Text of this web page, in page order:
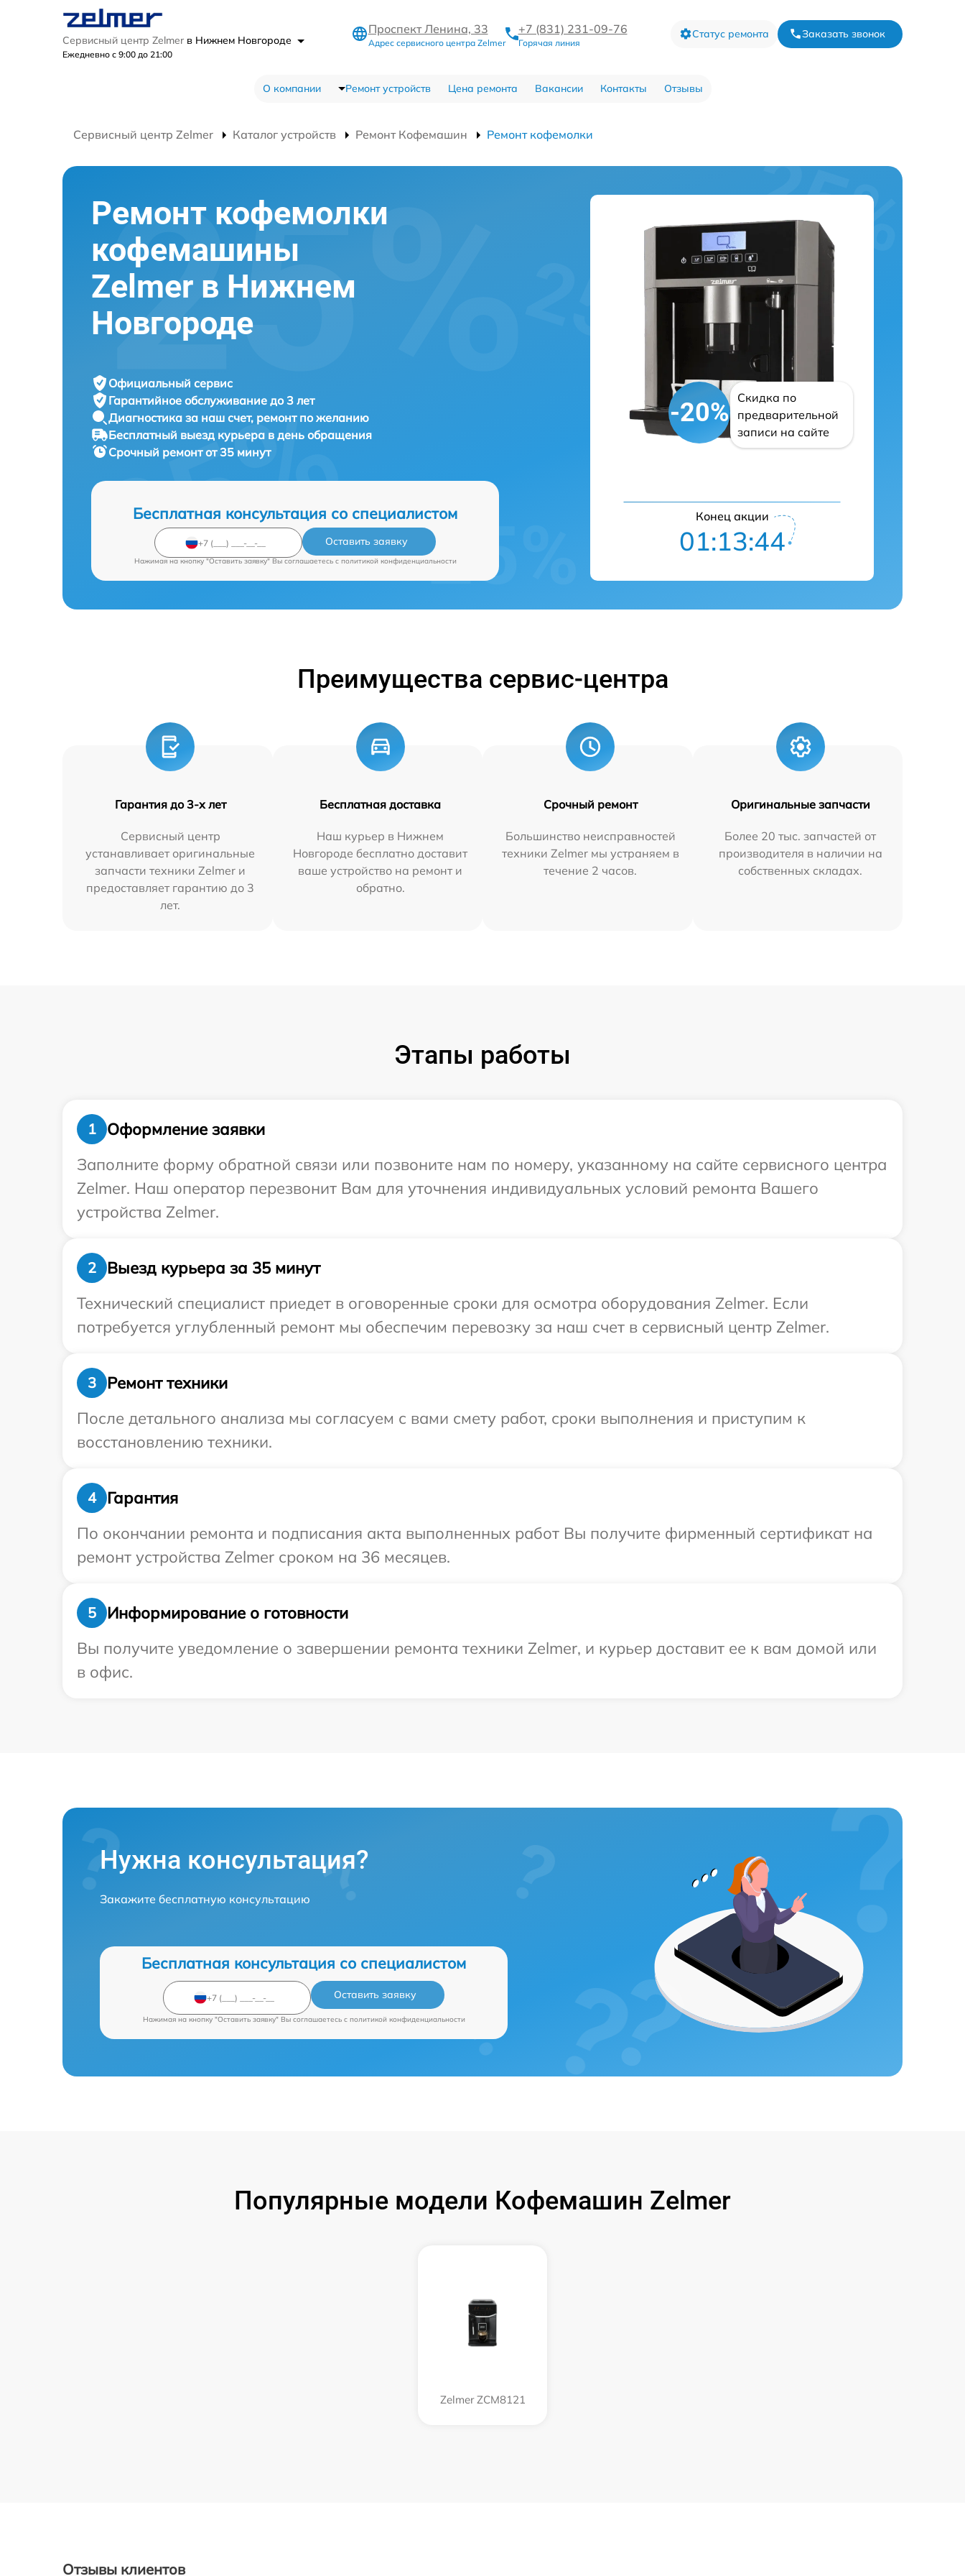
Сервисный центр Zelmer в Нижнем Новгороде
Ежедневно с 9:00 до 21:00
Проспект Ленина, 33
Адрес сервисного центра Zelmer
+7 (831) 231-09-76
Горячая линия
Статус ремонта Заказать звонок
О компании Ремонт устройств Цена ремонта Вакансии Контакты Отзывы
Сервисный центр Zelmer Каталог устройств Ремонт Кофемашин Ремонт кофемолки
Ремонт кофемолки
кофемашины
Zelmer в Нижнем
Новгороде
Официальный сервис
Гарантийное обслуживание до 3 лет
Диагностика за наш счет, ремонт по желанию
Бесплатный выезд курьера в день обращения
Срочный ремонтот 35 минут
Бесплатная консультация со специалистом
Оставить заявку
Нажимая на кнопку "Оставить заявку" Вы соглашаетесь c политикой конфиденциальности
-20%
Скидка по
предварительной
записи на сайте
Конец акции
01:13:43
Преимущества сервис-центра
Гарантия до 3-х лет
Сервисный центр
устанавливает оригинальные
запчасти техники Zelmer и
предоставляет гарантию до 3
лет.
Бесплатная доставка
Наш курьер в Нижнем
Новгороде бесплатно доставит
ваше устройство на ремонт и
обратно.
Срочный ремонт
Большинство неисправностей
техники Zelmer мы устраняем в
течение 2 часов.
Оригинальные запчасти
Более 20 тыс. запчастей от
производителя в наличии на
собственных складах.
Этапы работы
1
Оформление заявки
Заполните форму обратной связи или позвоните нам по номеру, указанному на сайте сервисного центра
Zelmer. Наш оператор перезвонит Вам для уточнения индивидуальных условий ремонта Вашего
устройства Zelmer.
2
Выезд курьера за 35 минут
Технический специалист приедет в оговоренные сроки для осмотра оборудования Zelmer. Если
потребуется углубленный ремонт мы обеспечим перевозку за наш счет в сервисный центр Zelmer.
3
Ремонт техники
После детального анализа мы согласуем с вами смету работ, сроки выполнения и приступим к
восстановлению техники.
4
Гарантия
По окончании ремонта и подписания акта выполненных работ Вы получите фирменный сертификат на
ремонт устройства Zelmer сроком на 36 месяцев.
5
Информирование о готовности
Вы получите уведомление о завершении ремонта техники Zelmer, и курьер доставит ее к вам домой или
в офис.
Нужна консультация?
Закажите бесплатную консультацию
Бесплатная консультация со специалистом
Оставить заявку
Нажимая на кнопку "Оставить заявку" Вы соглашаетесь c политикой конфиденциальности
Популярные модели Кофемашин Zelmer
Zelmer ZCM8121
Отзывы клиентов